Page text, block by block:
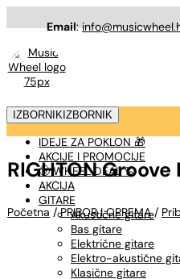
Email:
IZBORNIK IZBORNIK
IDEJE ZA POKLON 🎁
AKCIJE I PROMOCIJE
🤠 WHEEL DEAL %
AKCIJA
GITARE
Akustične gitare
Bas gitare
Električne gitare
Elektro-akustične
Klasične gitare
RIGHTON
Početna /PRIBOR I OPREMA/